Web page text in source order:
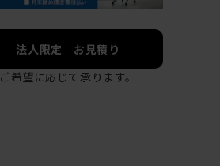
法人限定 お見積り
ご希望に応じて承ります。